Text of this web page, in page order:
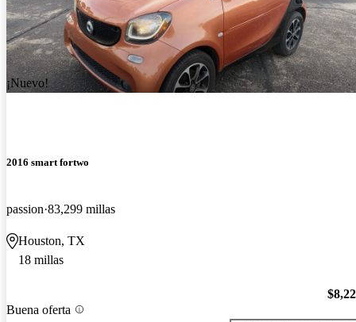
¡Nuevo!
2016 smart fortwo
passion 83,299 millas
Houston, TX
18 millas
Buena oferta